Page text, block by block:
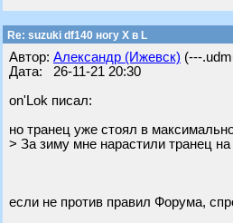
Re: suzuki df140 ногу X в L
Автор: Александр (Ижевск) (---
Дата: 26-11-21 20:30
on'Lok писал:
но транец уже стоял в
> За зиму мне нарастили транец на
если не против правил Форума,